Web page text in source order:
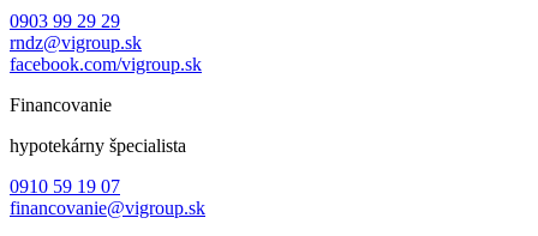
0903 99 29 29
rndz@vigroup.sk
facebook.com/vigroup.sk
Financovanie
hypotekárny špecialista
0910 59 19 07
financovanie@vigroup.sk